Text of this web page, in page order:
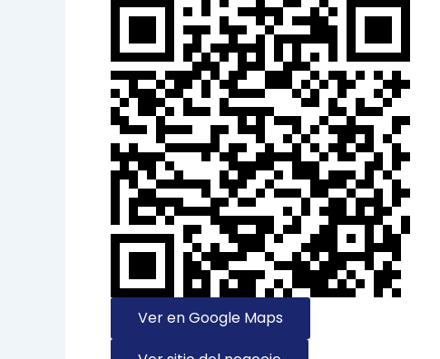
Ver en Google Maps